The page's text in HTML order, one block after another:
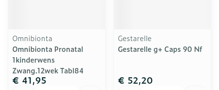
Omnibionta
Omnibionta Pronatal
1kinderwens
Zwang.12wek Tabl84
€ 41,95
Gestarelle
Gestarelle g+ Caps 90 Nf
€ 52,20